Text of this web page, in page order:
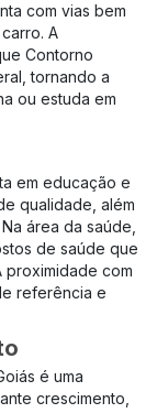
com vias bem
A
Contorno
tornando a
ou estuda em
em educação e
qualidade, além
área da saúde,
de saúde que
proximidade com
referência e
é uma
crescimento,